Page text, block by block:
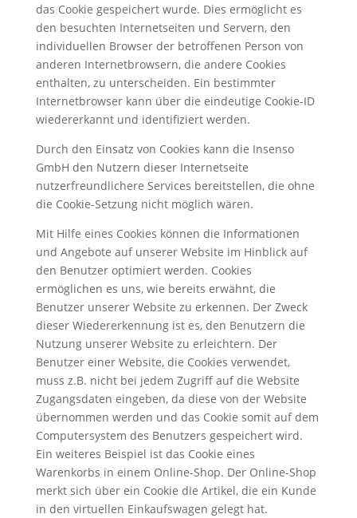
das Cookie gespeichert wurde. Dies ermöglicht es
den besuchten Internetseiten und Servern, den
individuellen Browser der betroffenen Person von
anderen Internetbrowsern, die andere Cookies
enthalten, zu unterscheiden. Ein bestimmter
Internetbrowser kann über die eindeutige Cookie-ID
wiedererkannt und identifiziert werden.
Durch den Einsatz von Cookies kann die Insenso
GmbH den Nutzern dieser Internetseite
nutzerfreundlichere Services bereitstellen, die ohne
die Cookie-Setzung nicht möglich wären.
Mit Hilfe eines Cookies können die Informationen
und Angebote auf unserer Website im Hinblick auf
den Benutzer optimiert werden. Cookies
ermöglichen es uns, wie bereits erwähnt, die
Benutzer unserer Website zu erkennen. Der Zweck
dieser Wiedererkennung ist es, den Benutzern die
Nutzung unserer Website zu erleichtern. Der
Benutzer einer Website, die Cookies verwendet,
muss z.B. nicht bei jedem Zugriff auf die Website
Zugangsdaten eingeben, da diese von der Website
übernommen werden und das Cookie somit auf dem
Computersystem des Benutzers gespeichert wird.
Ein weiteres Beispiel ist das Cookie eines
Warenkorbs in einem Online-Shop. Der Online-Shop
merkt sich über ein Cookie die Artikel, die ein Kunde
in den virtuellen Einkaufswagen gelegt hat.